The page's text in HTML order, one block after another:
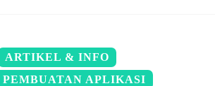
ARTIKEL & INFO
PEMBUATAN APLIKASI